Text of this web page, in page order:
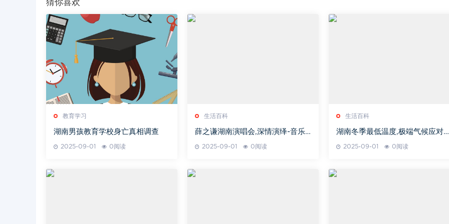
猜你喜欢
教育学习
湖南男孩教育学校身亡真相调查
2025-09-01 0阅读
生活百科
薛之谦湖南演唱会,深情演绎-音乐
2025-09-01 0阅读
生活百科
湖南冬季最低温度,极端气候应对
2025-09-01 0阅读